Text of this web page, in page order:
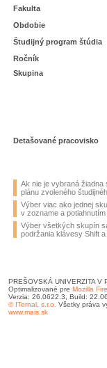
Fakulta
Obdobie
Študijný program štúdia
Ročník
Skupina
Detašované pracovisko
Ak nie je vybraná
plánu zvoleného
Výber viac ako jednej
v zozname a potiahnutím
Výber všetkých skupín
podržania klávesy Shift
PREŠOVSKÁ UNIVERZITA V
Optimalizované pre Mozilla
Verzia: 26.0622.3, Build:
© ITernal, s.r.o. Všetky práva
www.mais.sk